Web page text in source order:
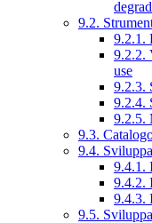
9.2.
9.2.1.
9.2.2.
use
9.2.3.
9.2.4.
9.2.5.
9.3.
9.4.
9.4.1.
9.4.2.
9.4.3.
9.5.